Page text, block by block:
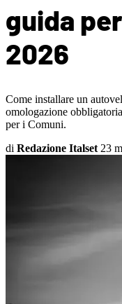
guida
2026
Come installare un
omologazione
per i Comuni.
di Redazione Italset 23